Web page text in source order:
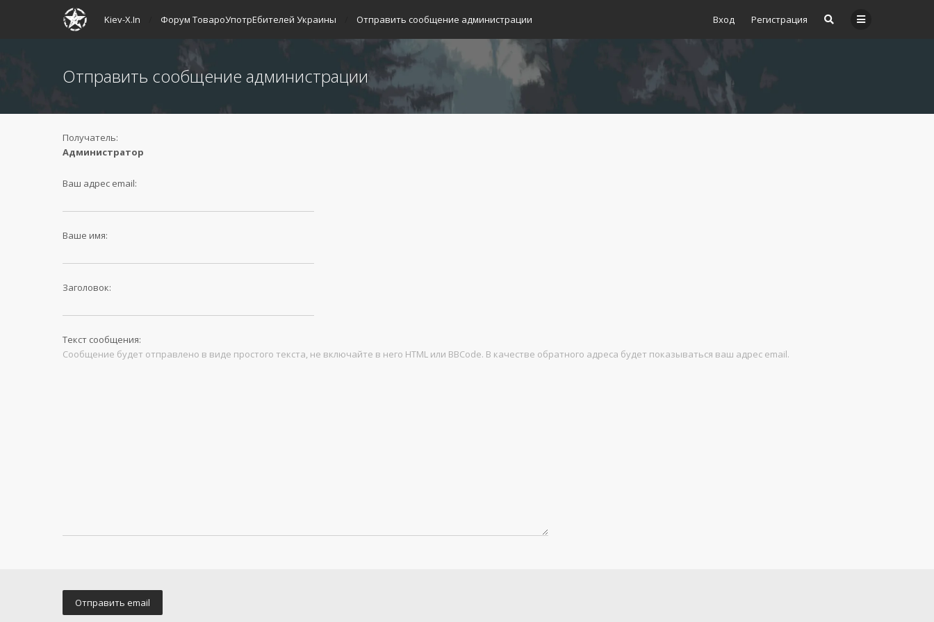
Вход Регистрация
Kiev-X.In Форум ТовароУпотрЕбителей Украины Отправить сообщение администрации
Отправить сообщение администрации
Получатель:
Администратор
Ваш адрес email:
Ваше имя:
Заголовок:
Текст сообщения:
Сообщение будет отправлено в виде простого текста, не включайте в него HTML или BBCode. В качестве обратного адреса будет показываться ваш адрес email.